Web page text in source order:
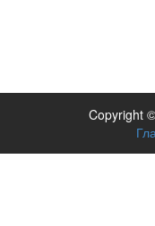
Copyright